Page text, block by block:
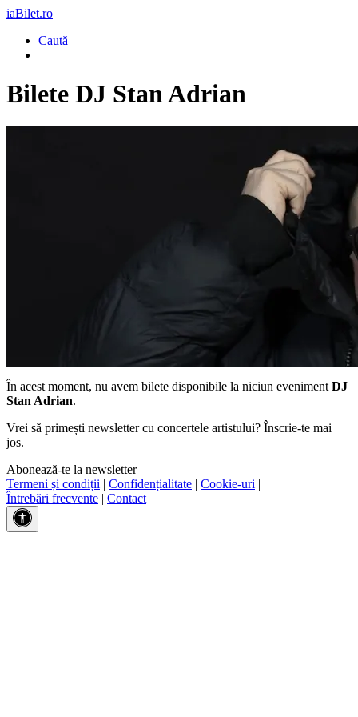
iaBilet.ro
Caută
Bilete DJ Stan Adrian
În acest moment, nu avem bilete disponibile la niciun eveniment DJ
Stan Adrian.
Vrei să primești newsletter cu concertele artistului? Înscrie-te mai
jos.
Abonează-te la newsletter
Termeni și condiții | Confidențialitate | Cookie-uri |
Întrebări frecvente | Contact